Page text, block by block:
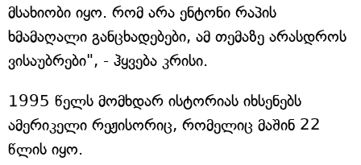
მსახიობი იყო. რომ არა ენტონი რაპის
ხმამაღალი განცხადებები, ამ თემაზე არასდროს
ვისაუბრები", - ჰყვება კრისი.
1995 წელს მომხდარ ისტორიას იხსენებს
ამერიკელი რეჟისორიც, რომელიც მაშინ 22
წლის იყო.